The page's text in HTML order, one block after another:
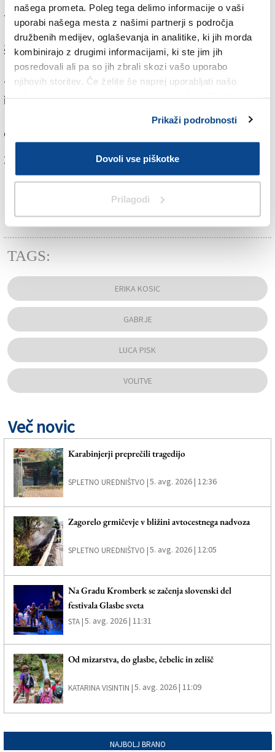
našega prometa. Poleg tega delimo informacije o vaši
uporabi našega mesta z našimi partnerji s področja
družbenih medijev, oglaševanja in analitike, ki jih morda
kombinirajo z drugimi informacijami, ki ste jim jih
posredovali ali pa so jih zbrali skozi vašo uporabo
njihovih storitev. Če želite še naprej uporabljati našo
Prikaži podrobnosti
Dovoli vse piškotke
Prilagodi
telovadnici in na slačilnicah ob nogometnem igrišču,
protipožarno ureditev telovadnice, nakup novega
šolskega avtobusa in ureditev zgodovinske poti na
Brestovcu. Z družbo ANAS načrtujejo tudi izgradnjo
treh krožišč na državni cesti št. 55 v Gabrjah, pri Rupi
in mejnem prehodu v Mirnu. Kot je pojasnil župan
Luca Pisk, so v tem mandatu tudi veliko vlagali v
čezmejno sodelovanje.
Za branje in pisanje komentarjevje potrebna prijava
TAGS:
ERIKA KOSIC
GABRJE
LUCA PISK
VOLITVE
Več novic
Karabinjerji preprečili tragedijo
SPLETNO UREDNIŠTVO |5. avg. 2026 | 12:36
Zagorelo grmičevje v bližini avtocestnega nadvoza
SPLETNO UREDNIŠTVO |5. avg. 2026 | 12:05
Na Gradu Kromberk se začenja slovenski del
festivala Glasbe sveta
STA |5. avg. 2026 | 11:31
Od mizarstva, do glasbe, čebelic in zelišč
KATARINA VISINTIN |5. avg. 2026 | 11:09
NAJBOLJ BRANO